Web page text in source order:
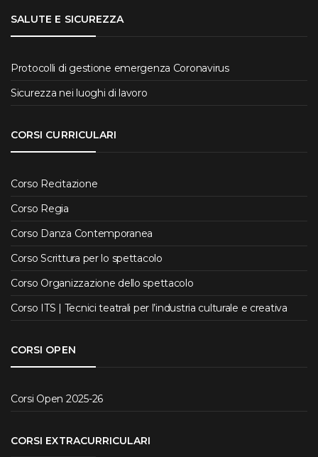
SALUTE E SICUREZZA
Protocolli di gestione emergenza Coronavirus
Sicurezza nei luoghi di lavoro
CORSI CURRICULARI
Corso Recitazione
Corso Regia
Corso Danza Contemporanea
Corso Scrittura per lo spettacolo
Corso Organizzazione dello spettacolo
Corso ITS | Tecnici teatrali per l’industria culturale e creativa
CORSI OPEN
Corsi Open 2025-26
CORSI EXTRACURRICULARI